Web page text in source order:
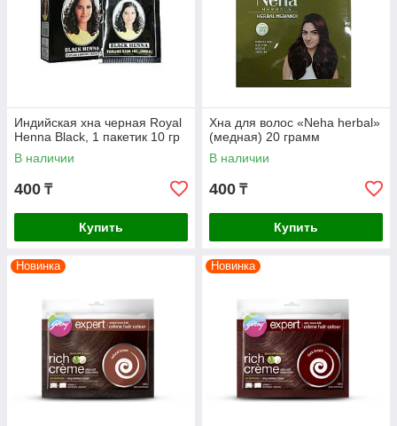
Индийская хна черная Royal
Henna Black, 1 пакетик 10 гр
В наличии
400 ₸
Купить
Хна для волос «Neha herbal»
(медная) 20 грамм
В наличии
400 ₸
Купить
Новинка Новинка